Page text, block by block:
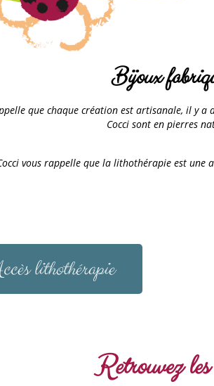
Bijoux
que chaque création est artisanale, il y
Cocci sont en pierres
vous rappelle que la lithothérapie est une
lithothérapie
Retrouvez les